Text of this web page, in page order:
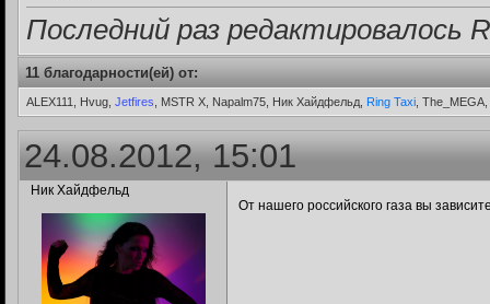
Последний раз редактировалось
11 благодарности(ей) от:
ALEX111, Hvug, Jetfires , MSTR X, Napalm75, Ник Хайдфельд, Ring Taxi ,
24.08.2012, 15:01
Ник Хайдфельд
От нашего российского газа вы